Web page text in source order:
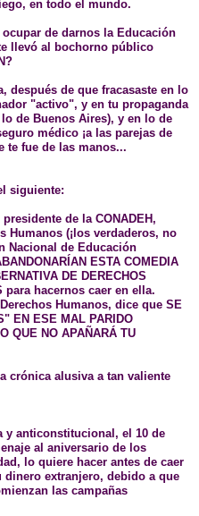
en todo el mundo.
de darnos la Educación
llevó al bochorno público
después de que fracasaste en lo
"activo", y en tu propaganda
de Buenos Aires), y en lo de
médico ¡a las parejas de
te fue de las manos...
siguiente:
de la CONADEH,
Humanos (¡los verdaderos, no
Nacional de Educación
ESTA COMEDIA
DE DERECHOS
para hacernos caer en ella.
Humanos, dice que SE
EN ESE MAL PARIDO
QUE NO APAÑARÁ TU
crónica alusiva a tan valiente
y anticonstitucional, el 10 de
al aniversario de los
lo quiere hacer antes de caer
extranjero, debido a que
las campañas